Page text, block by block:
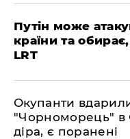
​Путін може
країни та
LRT
​Окупанти
"Чорноморець" в
діра, є поранені